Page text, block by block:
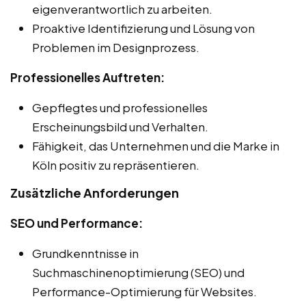
eigenverantwortlich zu arbeiten.
Proaktive Identifizierung und Lösung von
Problemen im Designprozess.
Professionelles Auftreten:
Gepflegtes und professionelles
Erscheinungsbild und Verhalten.
Fähigkeit, das Unternehmen und die Marke in
Köln positiv zu repräsentieren.
Zusätzliche Anforderungen
SEO und Performance:
Grundkenntnisse in
Suchmaschinenoptimierung (SEO) und
Performance-Optimierung für Websites.